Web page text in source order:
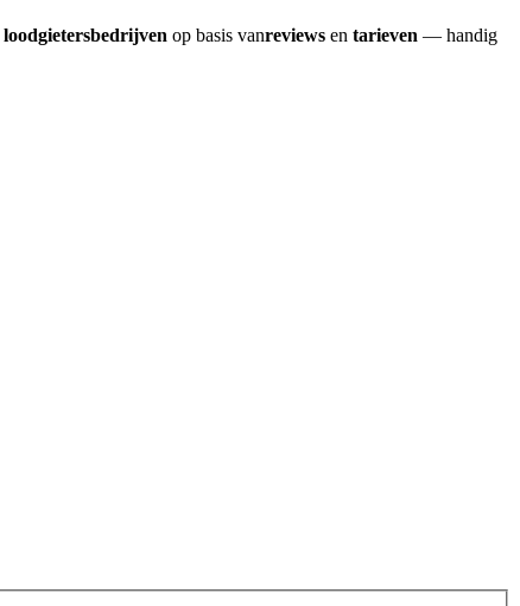
loodgietersbedrijven op basis vanreviews en tarieven — handig